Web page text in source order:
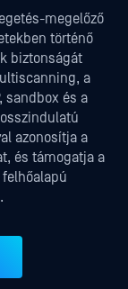
megelőző
történő
biztonságát
a
sandbox és a
azonosítja a
és támogatja a